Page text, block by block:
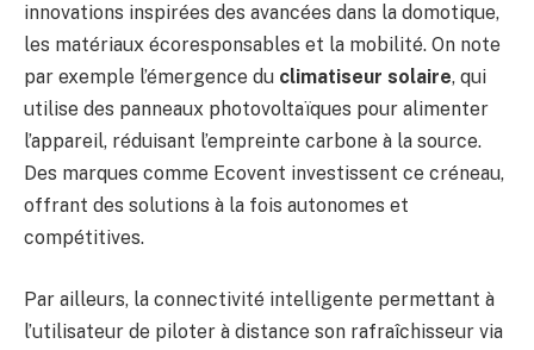
innovations inspirées des avancées dans la domotique,
les matériaux écoresponsables et la mobilité. On note
par exemple l’émergence du climatiseur solaire, qui
utilise des panneaux photovoltaïques pour alimenter
l’appareil, réduisant l’empreinte carbone à la source.
Des marques comme Ecovent investissent ce créneau,
offrant des solutions à la fois autonomes et
compétitives.
Par ailleurs, la connectivité intelligente permettant à
l’utilisateur de piloter à distance son rafraîchisseur via